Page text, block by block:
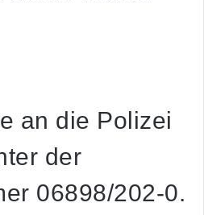
an die Polizei
der
06898/202-0.